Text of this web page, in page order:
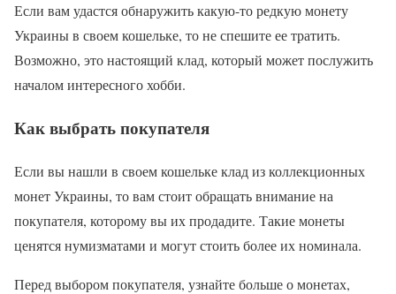
Если вам удастся обнаружить какую-то редкую монету
Украины в своем кошельке, то не спешите ее тратить.
Возможно, это настоящий клад, который может послужить
началом интересного хобби.
Как выбрать покупателя
Если вы нашли в своем кошельке клад из коллекционных
монет Украины, то вам стоит обращать внимание на
покупателя, которому вы их продадите. Такие монеты
ценятся нумизматами и могут стоить более их номинала.
Перед выбором покупателя, узнайте больше о монетах,